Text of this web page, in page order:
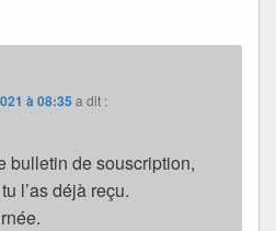
à 08:35 a dit :
bulletin de souscription,
l’as déjà reçu.